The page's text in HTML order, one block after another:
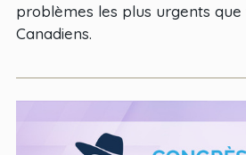
problèmes les plus urgents que
Canadiens.